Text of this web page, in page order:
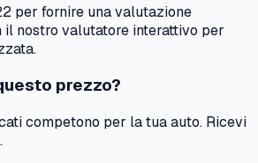
per fornire una valutazione
il nostro valutatore interattivo per
prezzo?
competono per la tua auto. Ricevi